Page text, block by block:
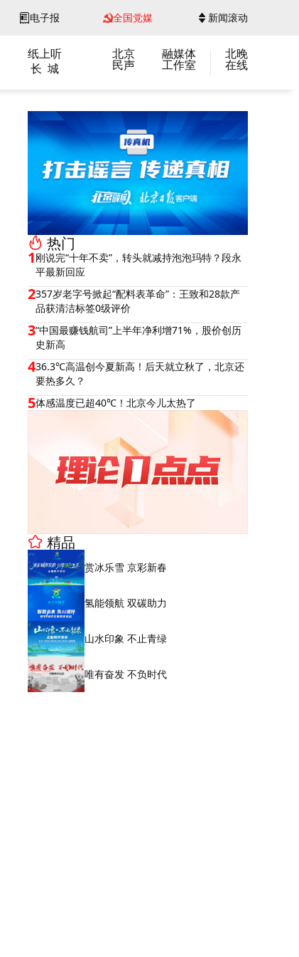
电子报 全国党媒 新闻滚动
纸上听
长 城
北京
民声
融媒体
工作室
北晚
在线
热门
1刚说完“十年不卖”，转头就减持泡泡玛特？段永
平最新回应
2357岁老字号掀起“配料表革命”：王致和28款产
品获清洁标签0级评价
3“中国最赚钱航司”上半年净利增71%，股价创历
史新高
436.3℃高温创今夏新高！后天就立秋了，北京还
要热多久？
5体感温度已超40℃！北京今儿太热了
精品
赏冰乐雪 京彩新春
氢能领航 双碳助力
山水印象 不止青绿
唯有奋发 不负时代